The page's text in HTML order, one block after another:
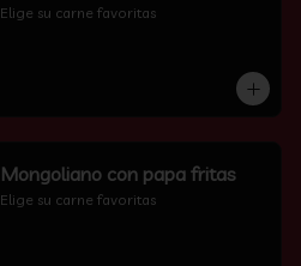
Elige su carne favoritas
Mongoliano con papa fritas
Elige su carne favoritas